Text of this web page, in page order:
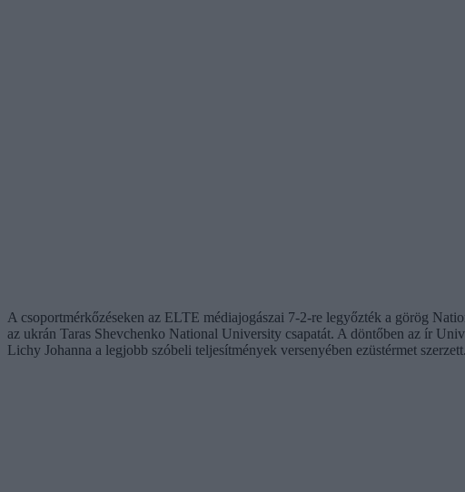
A csoportmérkőzéseken az ELTE médiajogászai 7-2-re legyőzték a görög
az ukrán Taras Shevchenko National University csapatát. A döntőben az ír
Lichy Johanna a legjobb szóbeli teljesítmények versenyében ezüstérmet szerzett.